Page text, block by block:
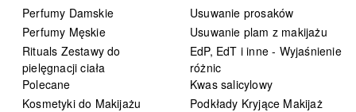
Perfumy Damskie
Perfumy Męskie
Rituals Zestawy do
pielęgnacji ciała
Polecane
Kosmetyki do Makijażu
Usuwanie prosaków
Usuwanie plam z makijażu
EdP, EdT i inne - Wyjaśnienie
różnic
Kwas salicylowy
Podkłady Kryjące Makijaż